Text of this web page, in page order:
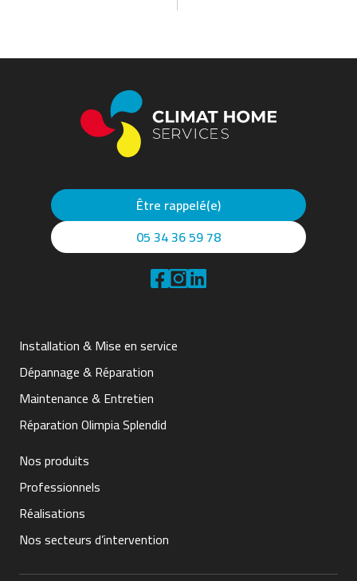
Installation & Mise en service
Dépannage & Réparation
Maintenance & Entretien
Réparation Olimpia Splendid
Être rappelé(e)
05 34 36 59 78
Nos produits
Professionnels
Réalisations
Nos secteurs d’intervention